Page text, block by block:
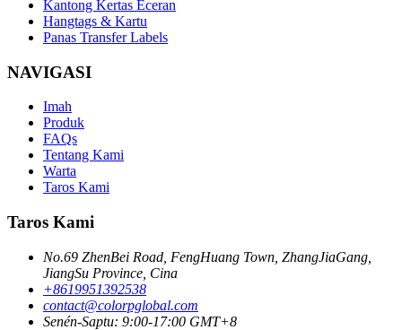
Kantong Kertas Eceran
Hangtags & Kartu
Panas Transfer Labels
NAVIGASI
Imah
Produk
FAQs
Tentang Kami
Warta
Taros Kami
Taros Kami
No.69 ZhenBei Road, FengHuang Town, ZhangJiaGang,
JiangSu Province, Cina
+8619951392538
contact@colorpglobal.com
Senén-Saptu: 9:00-17:00 GMT+8